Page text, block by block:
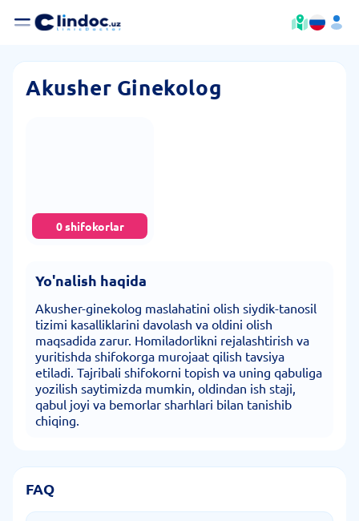
Akusher Ginekolog
0 shifokorlar
Yo'nalish haqida
Akusher-ginekolog maslahatini olish siydik-tanosil
tizimi kasalliklarini davolash va oldini olish
maqsadida zarur. Homiladorlikni rejalashtirish va
yuritishda shifokorga murojaat qilish tavsiya
etiladi. Tajribali shifokorni topish va uning qabuliga
yozilish saytimizda mumkin, oldindan ish staji,
qabul joyi va bemorlar sharhlari bilan tanishib
chiqing.
FAQ